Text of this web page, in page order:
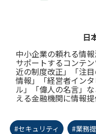
日
中小企業の頼れる情
サポートするコンテ
近の制度改正」「注
情報」「経営者イン
ル」「偉人の名言」
える金融機関に情報提
#セキュリティ #業務